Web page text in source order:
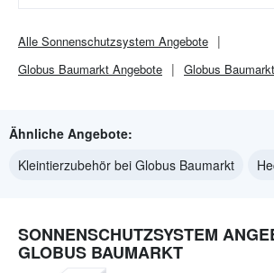
Alle Sonnenschutzsystem Angebote
Globus Baumarkt Angebote Globus Baumarkt
Ähnliche Angebote:
Kleintierzubehör bei Globus Baumarkt
SONNENSCHUTZSYSTEM
GLOBUS BAUMARKT